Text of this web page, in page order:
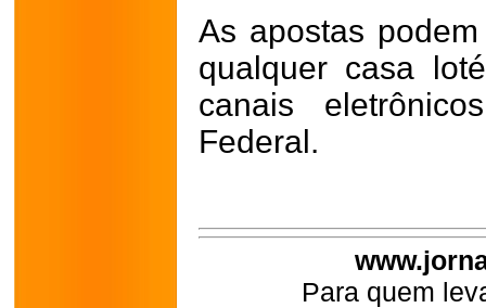
As apostas
qualquer casa
canais
Federal.
Para quem